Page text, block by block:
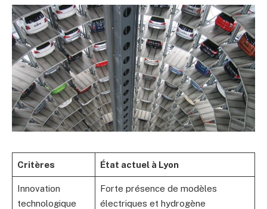
Critères État actuel à Lyon
Innovation
technologique
Forte présence de modèles
électriques et hydrogène